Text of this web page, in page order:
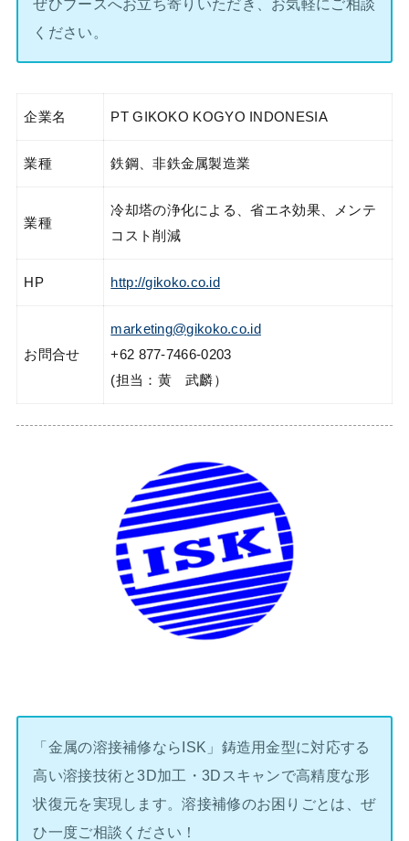
ぜひブースへお立ち寄りいただき、お気軽にご相談
ください。
企業名 PT GIKOKO KOGYO INDONESIA
業種 鉄鋼、非鉄金属製造業
業種
冷却塔の浄化による、省エネ効果、メンテ
コスト削減
HP http://gikoko.co.id
お問合せ
marketing@gikoko.co.id
+62 877-7466-0203
(担当：黄 武麟）
「金属の溶接補修ならISK」鋳造用金型に対応する
高い溶接技術と3D加工・3Dスキャンで高精度な形
状復元を実現します。溶接補修のお困りごとは、ぜ
ひ一度ご相談ください！